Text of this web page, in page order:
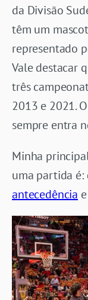
da Divisão
têm um
representado
Vale destacar
três
2013 e 2021.
sempre entra
Minha
uma partida é:
antecedência